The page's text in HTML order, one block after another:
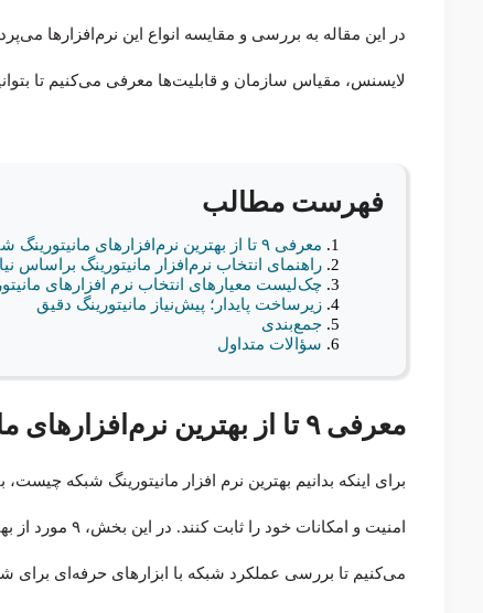
لایسنس، مقیاس سازمان و قابلیت‌ها معرفی می‌کنیم تا
فهرست مطالب
معرفی ۹ تا از بهترین نرم‌افزارهای مانیتورینگ شبکه در سال ۲۰۲۵
راهنمای انتخاب نرم‌افزار مانیتورینگ براساس
چک‌لیست معیارهای انتخاب نرم افزارهای
زیرساخت پایدار؛ پیش‌نیاز مانیتورینگ دقیق
جمع‌بندی
سؤالات متداول
معرفی ۹ تا از بهترین نرم‌افزارهای مانیتورینگ شبکه در سال ۲۰۲۵
برای اینکه بدانیم بهترین نرم افزار مانیتورینگ شبکه
امنیت و امکانات خود را ثابت کنند. در این بخش، ۹ مورد از بهترین نرم افزارهای مانیتورینگ
می‌کنیم تا بررسی عملکرد شبکه با ابزارهای حرفه‌ای برای